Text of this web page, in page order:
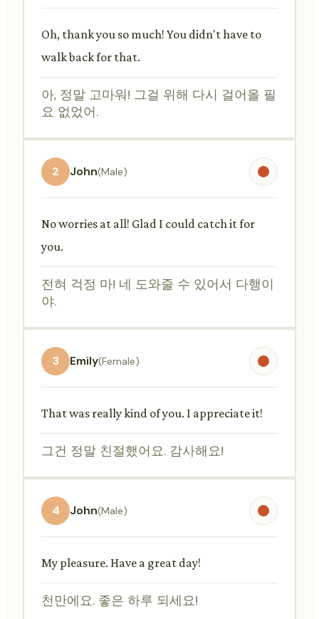
Oh, thank you so much! You didn't have to
walk back for that.
아, 정말 고마워! 그걸 위해 다시 걸어올 필
요 없었어.
2 John(Male)
No worries at all! Glad I could catch it for
you.
전혀 걱정 마! 네 도와줄 수 있어서 다행이
야.
3 Emily(Female)
That was really kind of you. I appreciate it!
그건 정말 친절했어요. 감사해요!
4 John(Male)
My pleasure. Have a great day!
천만에요. 좋은 하루 되세요!